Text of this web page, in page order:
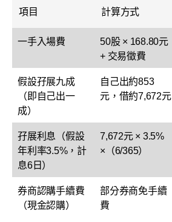
項目 計算方式
一手入場費
50股 × 168.80元
+ 交易徵費
假設孖展九成
（即自己出一
成）
自己出約853
元，借約7,672元
孖展利息（假設
年利率3.5%，計
息6日）
7,672元 × 3.5%
×（6/365）
券商認購手續費
（現金認購）
部分券商免手續
費